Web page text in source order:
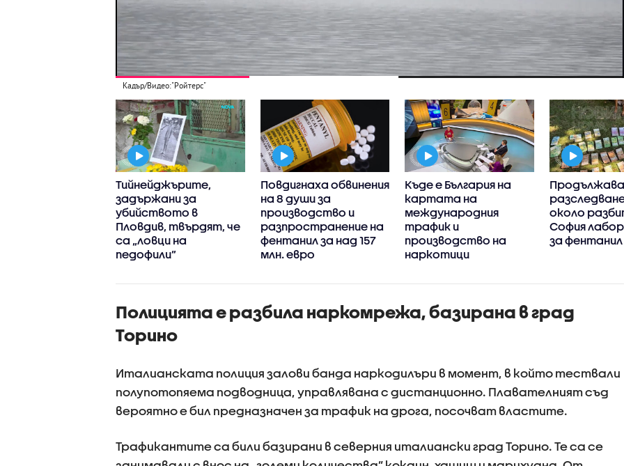
Кадър/Видео:"Ройтерс"
Тийнейджърите,
задържани за
убийството в
Пловдив, твърдят, че
са „ловци на
педофили”
Повдигнаха обвинения
на 8 души за
производство и
разпространение на
фентанил за над 157
млн. евро
Къде е България на
картата на
международния
трафик и
производство на
наркотици
Продължава
около
София
за фентанил
Полицията е разбила наркомрежа, базирана в град
Торино
Италианската полиция залови банда наркодилъри в момент, в който тествали
полупотопяема подводница, управлявана с дистанционно. Плавателният съд
вероятно е бил предназначен за трафик на дрога, посочват властите.
Трафикантите са били базирани в северния италиански град Торино. Те са се